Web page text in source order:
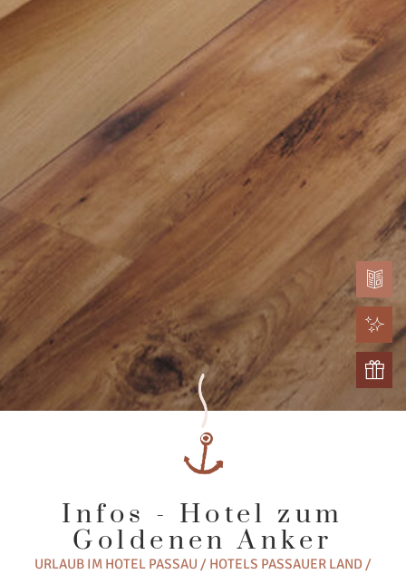
Infos - Hotel zum
Goldenen Anker
URLAUB IM HOTEL PASSAU / HOTELS PASSAUER LAND /